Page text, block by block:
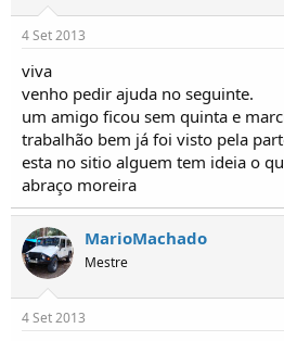
d
o
r
e
T
ó
p
i
c
o
s
i
o
4 Set 2013
viva
venho pedir ajuda no seguinte.
um amigo ficou sem quinta e
trabalhão bem já foi visto pela
esta no sitio alguem tem ideia o
abraço moreira
MarioMachado
Mestre
4 Set 2013